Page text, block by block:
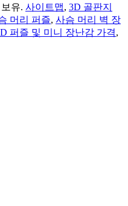
유. 사이트맵, 3D 골판지
머리 퍼즐, 사슴 머리 벽 장
퍼즐 및 미니 장난감 가격,